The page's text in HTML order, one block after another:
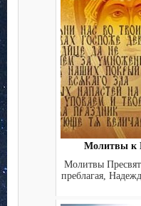
Молитвы к
Молитвы
преблагая,